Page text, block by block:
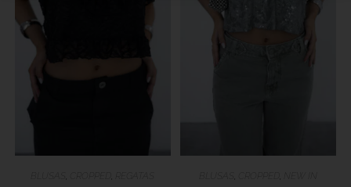
BLUSAS, CROPPED, BLUSAS, CROPPED,